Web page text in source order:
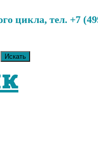
цикла, тел. +7
Искать